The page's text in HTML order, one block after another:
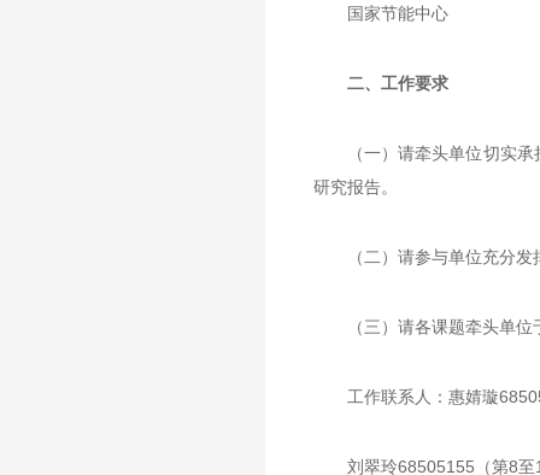
国家节能中心
二、工作要求
（一）请牵头单位切实
研究报告。
（二）请参与单位充分
（三）请各课题牵头单
工作联系人：惠婧璇
刘翠玲68505155（第8至